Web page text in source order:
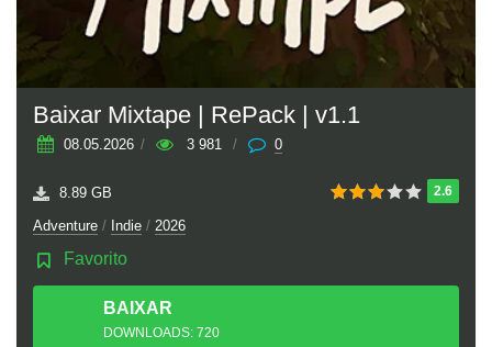
Baixar Mixtape | RePack | v1.1
08.05.2026 / 3 981 / 0
2.6
8.89 GB
Adventure / Indie / 2026
Favorito
BAIXAR
TORRENTDOWNLOADS: 720